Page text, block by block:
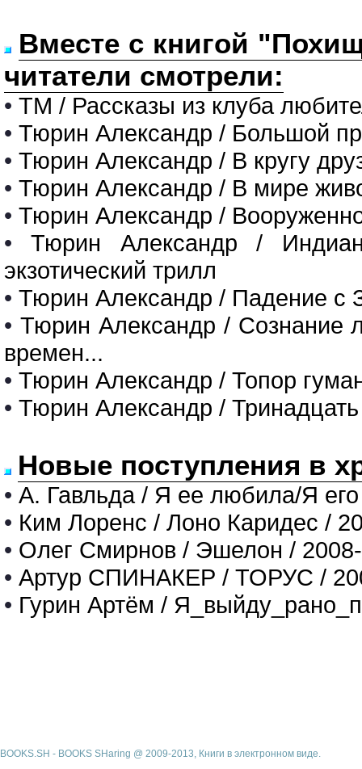
Вместе с книгой
читатели смотрели:
• ТМ / Рассказы из клуба
• Тюрин Александр / Большой
• Тюрин Александр / В кругу
• Тюрин Александр / В мире
• Тюрин Александр /
•Тюрин Александр /
экзотический трилл
• Тюрин Александр / Падение с
• Тюрин Александр / Сознание
времен...
• Тюрин Александр / Топор
• Тюрин Александр / Тринадцать
Новые поступления в
• А. Гавльда / Я ее любила/Я
• Ким Лоренс / Лоно Каридес /
• Олег Смирнов / Эшелон /
• Артур СПИНАКЕР / ТОРУС /
• Гурин Артём /
BOOKS.SH - BOOKS SHaring @ 2009-2013, Книги в электронном виде.